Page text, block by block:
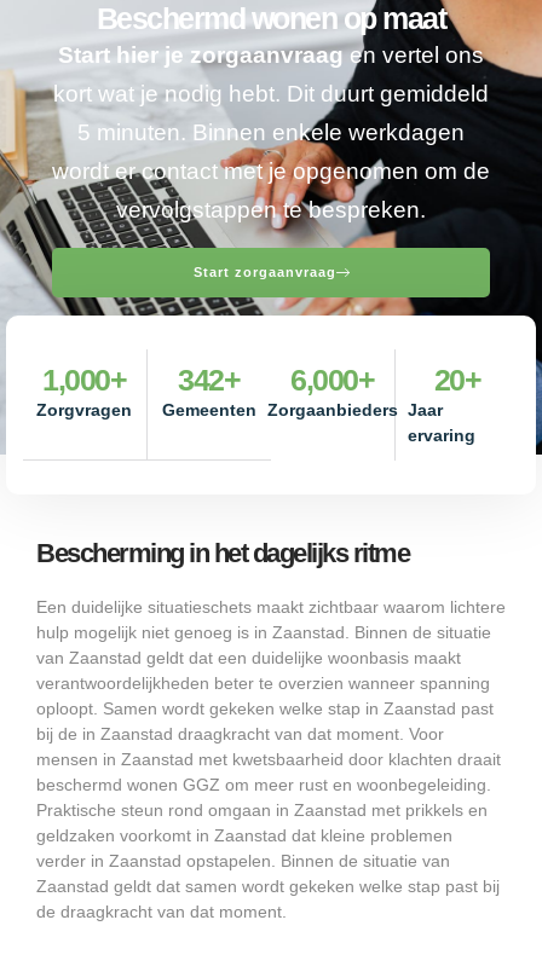
Beschermd wonen op maat
Start hier je zorgaanvraagen vertel ons
kort wat je nodig hebt. Dit duurt gemiddeld
5 minuten. Binnen enkele werkdagen
wordt er contact met je opgenomen om de
vervolgstappen te bespreken.
Start zorgaanvraag
Zorgvragen
1,000+
Gemeenten
342+
Zorgaanbieders
6,000+
Jaar
ervaring
20+
Bescherming in het dagelijks ritme
Een duidelijke situatieschets maakt zichtbaar waarom lichtere
hulp mogelijk niet genoeg is in Zaanstad. Binnen de situatie
van Zaanstad geldt dat een duidelijke woonbasis maakt
verantwoordelijkheden beter te overzien wanneer spanning
oploopt. Samen wordt gekeken welke stap in Zaanstad past
bij de in Zaanstad draagkracht van dat moment. Voor
mensen in Zaanstad met kwetsbaarheid door klachten draait
beschermd wonen GGZ om meer rust en woonbegeleiding.
Praktische steun rond omgaan in Zaanstad met prikkels en
geldzaken voorkomt in Zaanstad dat kleine problemen
verder in Zaanstad opstapelen. Binnen de situatie van
Zaanstad geldt dat samen wordt gekeken welke stap past bij
de draagkracht van dat moment.